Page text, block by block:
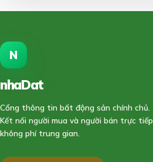
N
nhaDat
Cổng thông tin bất động sản chính chủ.
Kết nối người mua và người bán trực tiếp,
không phí trung gian.